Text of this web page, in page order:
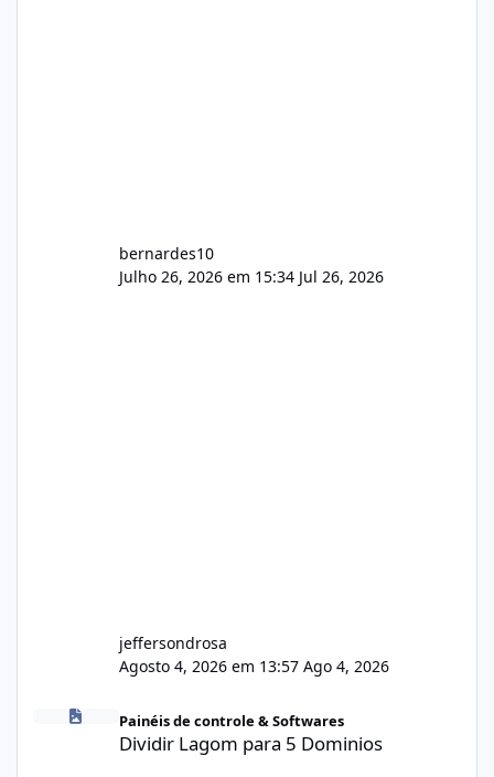
bernardes10
Julho 26, 2026 em 15:34 Jul 26, 2026
jeffersondrosa
Agosto 4, 2026 em 13:57 Ago 4, 2026
Painéis de controle & Softwares
Dividir Lagom para 5 Dominios